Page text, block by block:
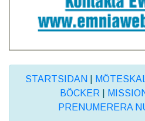
STARTSIDAN
BÖCKER
PRENUMERERA